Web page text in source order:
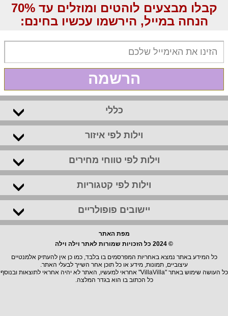
קבלו מבצעים לוהטים ומוזלים עד 70%
הנחה במייל, הירשמו עכשיו בחינם:
הרשמה
כללי
וילות לפי איזור
וילות לפי טווחי מחירים
וילות לפי קטגוריות
יישובים פופולריים
מפת האתר
© 2024 כל הזכויות שמורות לאתר וילה וילה
כל המידע באתר נמצא באחריות המפרסמים בו בלבד, כמו כן אין להעתיק אלמנטיים
עיצוביים, תמונות, מידע או כל תוכן אחר השייך לבעלי האתר.
כל העושה שימוש באתר "VillaVilla" אחראי למעשיו, האתר לא יהיה אחראי לתוצאות ובנוסף
כל הכתוב בו הוא בגדר המלצה.